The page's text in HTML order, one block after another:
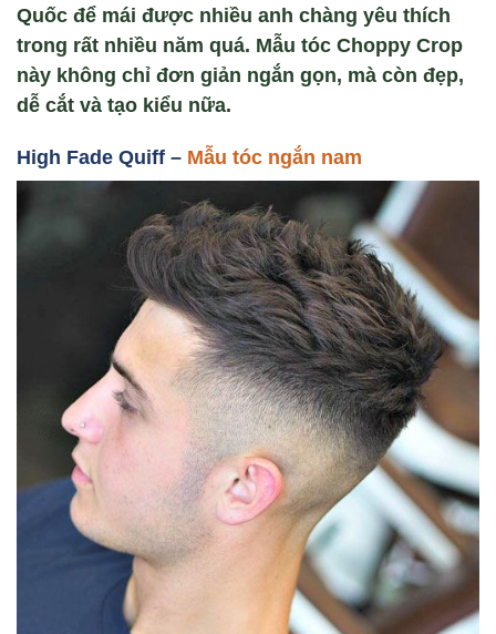
Quốc để mái được nhiều anh chàng yêu thích
trong rất nhiều năm quá. Mẫu tóc Choppy Crop
này không chỉ đơn giản ngắn gọn, mà còn đẹp,
dễ cắt và tạo kiểu nữa.
High Fade Quiff – Mẫu tóc ngắn nam